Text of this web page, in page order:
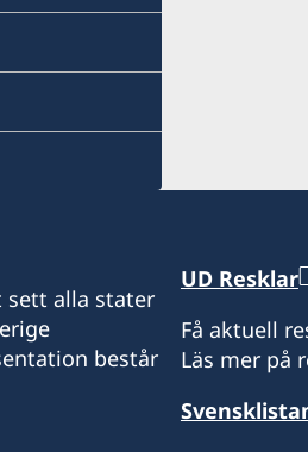
Raymond
sett alla stater
består
UD Resklar
Få aktuell
Läs mer på